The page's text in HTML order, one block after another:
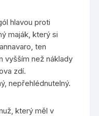
hlavou proti
maják, který si
ten
vyšším než náklady
zdí.
nepřehlédnutelný.
který měl v